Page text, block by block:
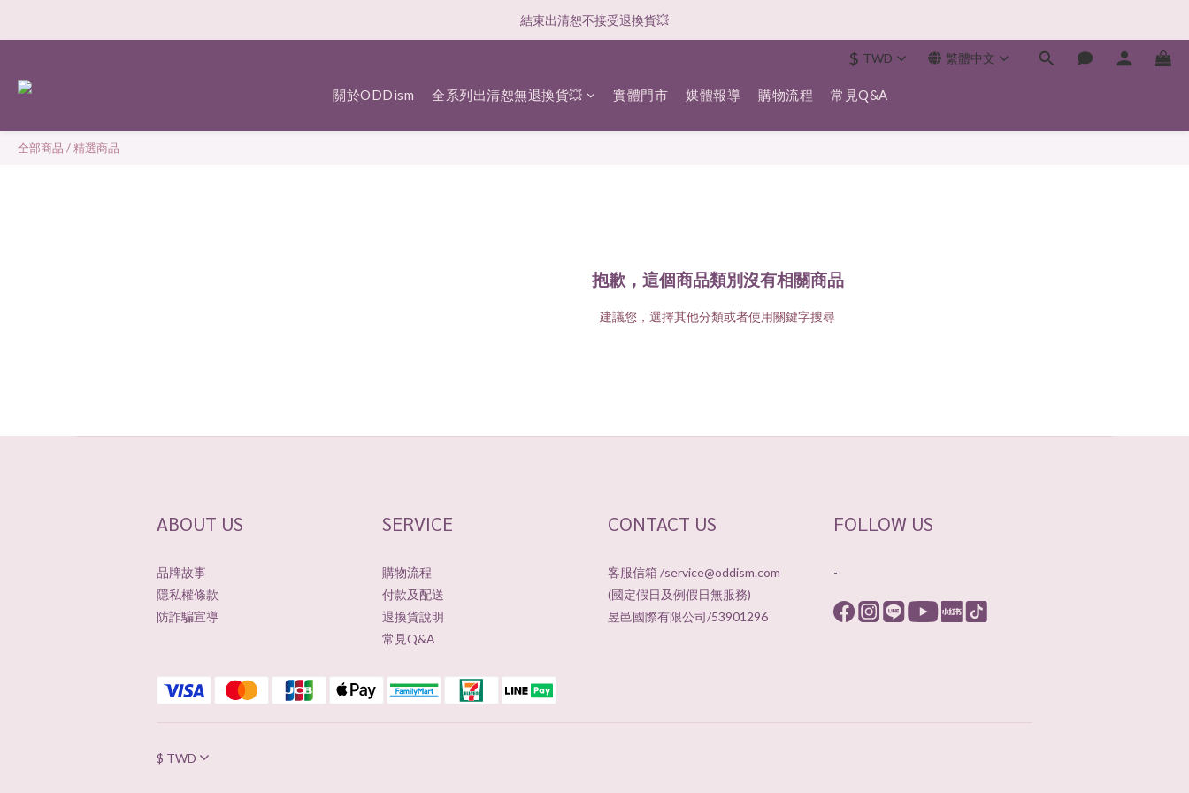
結束出清恕不接受退換貨💥
$ TWD 繁體中文
關於ODDism 全系列出清恕無退換貨💥 實體門市 媒體報導 購物流程 常見Q&A
全部商品 / 精選商品
抱歉，這個商品類別沒有相關商品
建議您，選擇其他分類或者使用關鍵字搜尋
ABOUT US
品牌故事
隱私權條款
防詐騙宣導
SERVICE
購物流程
付款及配送
退換貨說明
常見Q&A
CONTACT US
客服信箱 /service@oddism.com
(國定假日及例假日無服務)
昱邑國際有限公司/53901296
FOLLOW US
-
$ TWD